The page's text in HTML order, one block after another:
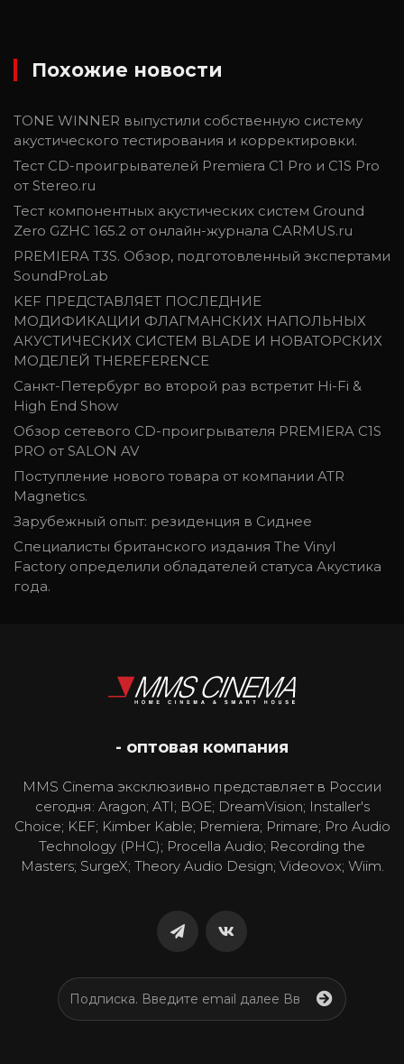
Похожие новости
TONE WINNER выпустили собственную систему
акустического тестирования и корректировки.
Тест CD-проигрывателей Premiera C1 Pro и C1S Pro
от Stereo.ru
Тест компонентных акустических систем Ground
Zero GZHC 165.2 от онлайн-журнала CARMUS.ru
PREMIERA T3S. Обзор, подготовленный экспертами
SoundProLab
KEF ПРЕДСТАВЛЯЕТ ПОСЛЕДНИЕ
МОДИФИКАЦИИ ФЛАГМАНСКИХ НАПОЛЬНЫХ
АКУСТИЧЕСКИХ СИСТЕМ BLADE И НОВАТОРСКИХ
МОДЕЛЕЙ THEREFERENCE
Санкт-Петербург во второй раз встретит Hi-Fi &
High End Show
Обзор cетевого CD-проигрывателя PREMIERA C1S
PRO от SALON AV
Поступление нового товара от компании ATR
Magnetics.
Зарубежный опыт: резиденция в Сиднее
Специалисты британского издания The Vinyl
Factory определили обладателей статуса Акустика
года.
- оптовая компания
MMS Cinema эксклюзивно представляет в России
сегодня: Aragon; ATI; BOE; DreamVision; Installer's
Choice; KEF; Kimber Kable; Premiera; Primare; Pro Audio
Technology (PHC); Procella Audio; Recording the
Masters; SurgeX; Theory Audio Design; Videovox; Wiim.